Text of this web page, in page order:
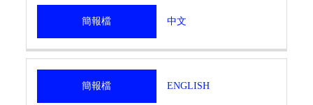
簡報檔 中文
簡報檔 ENGLISH